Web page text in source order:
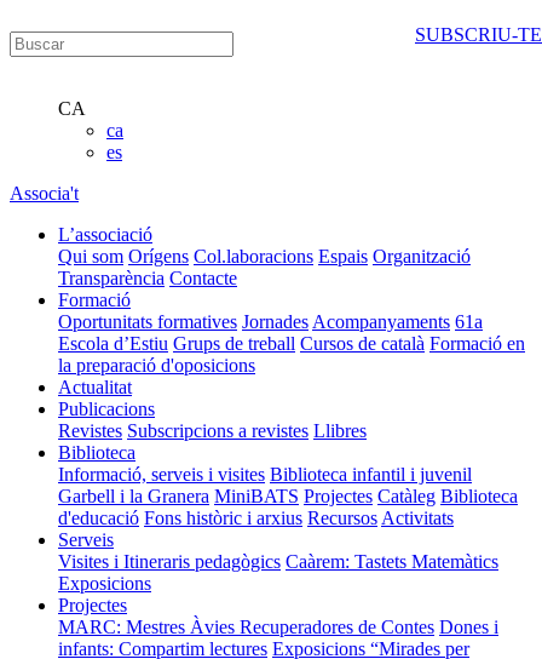
CA
ca
es
Associa't
L’associació
Qui som Orígens Col.laboracions Espais Organització
Transparència Contacte
Formació
Oportunitats formatives Jornades Acompanyaments 61a
Escola d’Estiu Grups de treball Cursos de català Formació en
la preparació d'oposicions
Actualitat
Publicacions
Revistes Subscripcions a revistes Llibres
Biblioteca
Informació, serveis i visites Biblioteca infantil i juvenil
Garbell i la Granera MiniBATS Projectes Catàleg Biblioteca
d'educació Fons històric i arxius Recursos Activitats
Serveis
Visites i Itineraris pedagògics Caàrem: Tastets Matemàtics
Exposicions
Projectes
MARC: Mestres Àvies Recuperadores de Contes Dones i
infants: Compartim lectures Exposicions “Mirades per
SUBSCRIU-TE